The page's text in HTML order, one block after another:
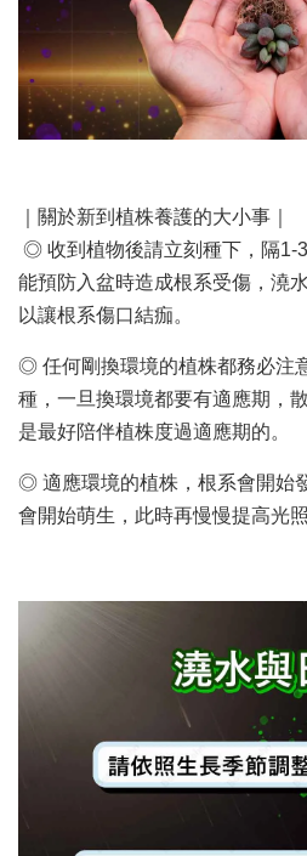
｜關於新到植株養護的大小事｜
◎ 收到植物後請立刻種下，隔1-
能預防入盆時造成根系受傷，澆
以讓根系傷口結痂。
◎ 任何剛換環境的植株都務必注
種，一旦換環境都要有適應期，
是最好陪伴植株度過適應期的。
◎ 適應環境的植株，根系會開始
會開始萌生，此時再慢慢提高光